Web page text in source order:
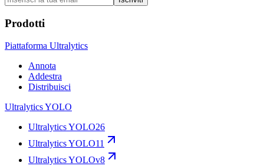
Prodotti
Piattaforma Ultralytics
Annota
Addestra
Distribuisci
Ultralytics YOLO
Ultralytics YOLO26
Ultralytics YOLO11
Ultralytics YOLOv8